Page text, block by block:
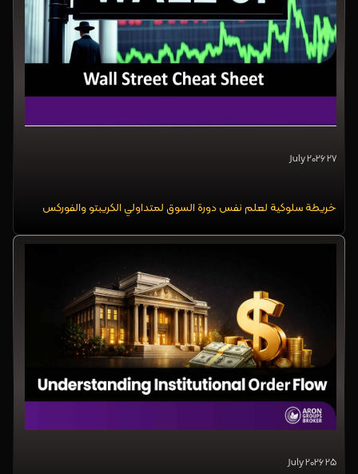
27 July 2026
خريطة سلوكية لعلم نفس دورة السوق لمتداولي الكريبتو والفوركس
25 July 2026